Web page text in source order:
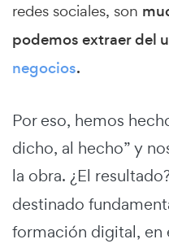
redes sociales, son
podemos extraer del
negocios.
Por eso, hemos
dicho, al hecho” y
la obra. ¿El
destinado
formación digital, en